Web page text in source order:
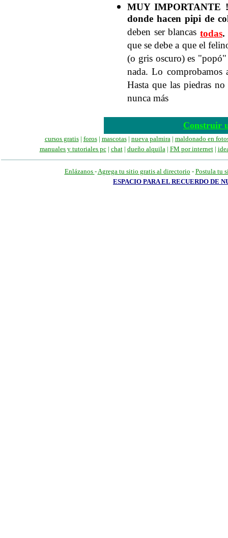
MUY IMPORTANTE
donde hacen pipi de
deben ser blancas todas.
que se debe a que el
(o gris oscuro) es
nada. Lo comprobamos
Hasta que las piedras
nunca más
Construir
cursos gratis| foros| mascotas| nueva palmira| maldonado en
manualesy tutoriales pc| chat| dueño alquila| FM por internet|
Enlázanos -Agrega tu sitio gratis al directorio - Postula tu
ESPACIO PARA EL RECUERDO DE